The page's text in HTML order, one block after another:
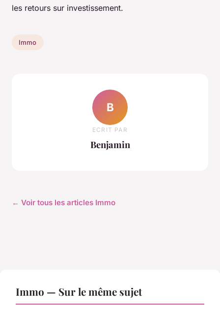
les retours sur investissement.
Immo
B
ECRIT PAR
Benjamin
← Voir tous les articles Immo
Immo — Sur le même sujet